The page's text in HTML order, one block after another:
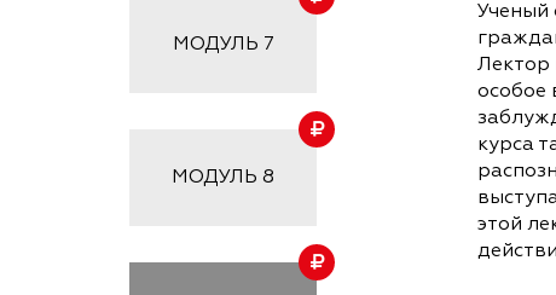
МОДУЛЬ 7
МОДУЛЬ 8
Ученый
Лектор
особое
курса
этой